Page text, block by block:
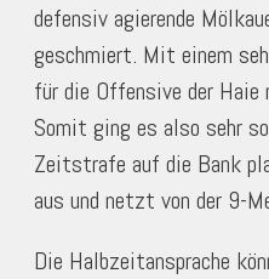
defensiv agierende
geschmiert. Mit einem
für die Offensive der Haie
Somit ging es also sehr
Zeitstrafe auf die Bank
aus und netzt von der 9-
Die Halbzeitansprache